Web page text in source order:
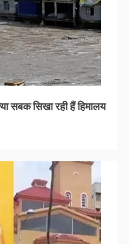
सबक सिखा रही हैं हिमालय